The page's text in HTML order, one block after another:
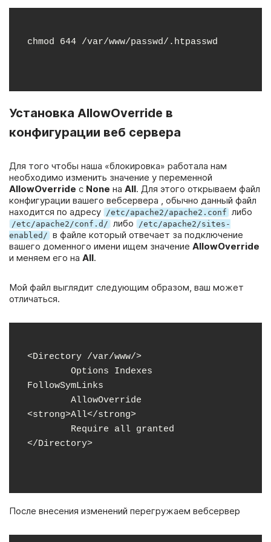
chmod 644 /var/www/passwd/.htpasswd
Установка AllowOverride в
конфигурации веб сервера
Для того чтобы наша «блокировка» работала нам
необходимо изменить значение у переменной
AllowOverride с None на All. Для этого открываем файл
конфигурации вашего вебсервера , обычно данный файл
находится по адресу /etc/apache2/apache2.conf либо
/etc/apache2/conf.d/ либо
/etc/apache2/sites-
enabled/ в файле который отвечает за подключение
вашего доменного имени ищем значение AllowOverride
и меняем его на All.
Мой файл выглядит следующим образом, ваш может
отличаться.
<Directory /var/www/>
FollowSymLinks
<strong>All</strong>
После внесения изменений перегружаем вебсервер